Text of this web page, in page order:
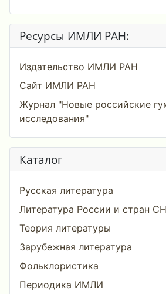
Ресурсы ИМЛИ РАН:
Издательство ИМЛИ РАН
Сайт ИМЛИ РАН
Журнал "Новые российские
исследования"
Каталог
Русская литература
Литература России и стран
Теория литературы
Зарубежная литература
Фольклористика
Периодика ИМЛИ